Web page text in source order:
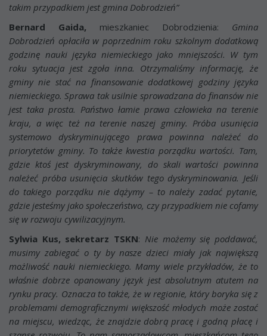
takim przypadkiem jest gmina Dobrodzień”
Bernard Gaida, mieszkaniec Dobrodzienia: Gmina
Dobrodzień opłaciła w poprzednim roku szkolnym dodatkową
godzinę nauki języka niemieckiego jako mniejszości. W tym
roku sytuacja jest zgoła inna. Otrzymaliśmy informację, że
gminy nie stać na finansowanie dodatkowej godziny języka
niemieckiego. Sprawa tak usilnie sprowadzana do finansów nie
jest taka prosta. Państwo łamie prawa człowieka na terenie
kraju, a więc też na terenie naszej gminy. Próba usunięcia
systemowo dyskryminującego prawa powinna należeć do
priorytetów gminy. To także kwestia porządku wartości. Tam,
gdzie ktoś jest dyskryminowany, do skali wartości powinna
należeć próba usunięcia skutków tego dyskryminowania. Jeśli
do takiego porządku nie dążymy – to należy zadać pytanie,
gdzie jesteśmy jako społeczeństwo, czy przypadkiem nie cofamy
się w rozwoju cywilizacyjnym.
Sylwia Kus, sekretarz TSKN: Nie możemy się poddawać,
musimy zabiegać o ty by nasze dzieci miały jak największą
możliwość nauki niemieckiego. Mamy wiele przykładów, że to
właśnie dobrze opanowany język jest absolutnym atutem na
rynku pracy. Oznacza to także, że w regionie, który boryka się z
problemami demograficznymi większość młodych może zostać
na miejscu, wiedząc, że znajdzie dobrą pracę i godną płacę i